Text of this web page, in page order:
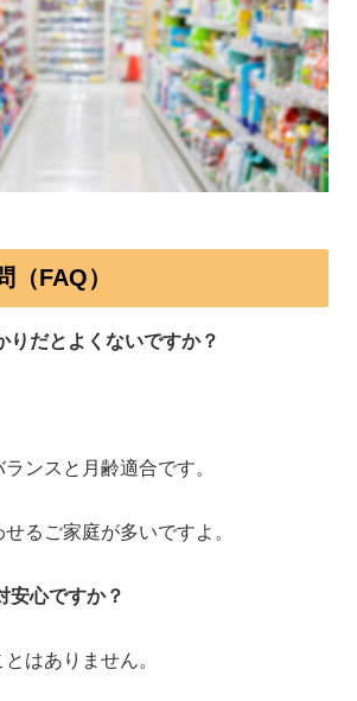
（FAQ）
りだとよくないですか？
ンスと月齢適合です。
るご家庭が多いですよ。
安心ですか？
はありません。